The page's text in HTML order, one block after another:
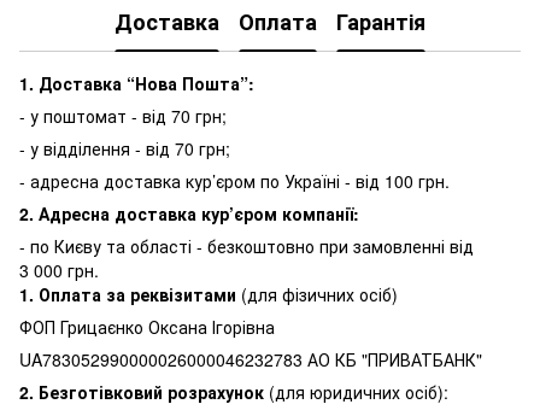
Доставка Оплата Гарантія
1. Доставка “Нова Пошта”:
- у поштомат - від 70 грн;
- у відділення - від 70 грн;
- адресна доставка кур’єром по Україні - від 100 грн.
2. Адресна доставка кур’єром компанії:
- по Києву та області - безкоштовно при замовленні від
3 000 грн.
1. Оплата за реквізитами (для фізичних осіб)
ФОП Грицаєнко Оксана Ігорівна
UA783052990000026000046232783 АО КБ "ПРИВАТБАНК"
2. Безготівковий розрахунок (для юридичних осіб):